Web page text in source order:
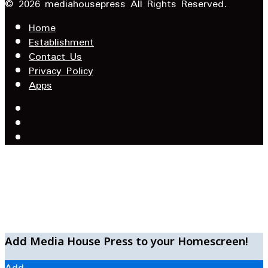
Home
Establishment
Contact Us
Privacy Policy
Apps
Add Media House Press to your Homescreen!